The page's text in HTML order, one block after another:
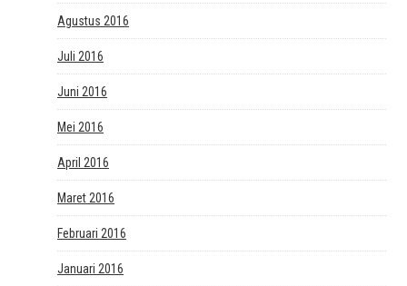
Agustus 2016
Juli 2016
Juni 2016
Mei 2016
April 2016
Maret 2016
Februari 2016
Januari 2016